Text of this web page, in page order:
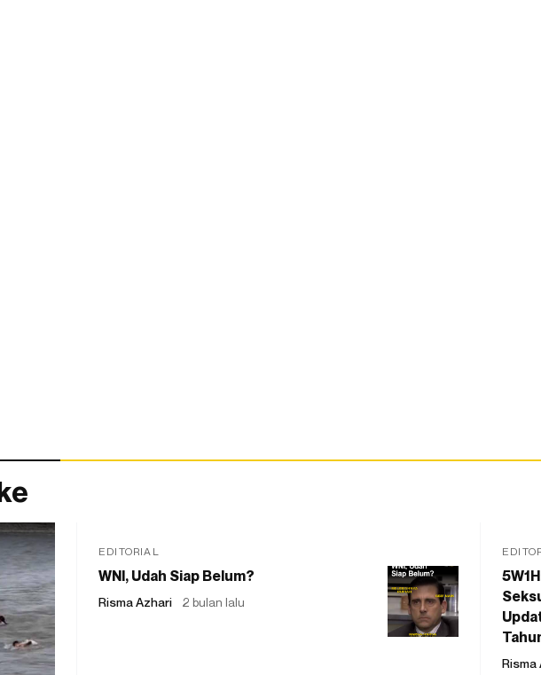
EDITORIAL
WNI, Udah Siap Belum?
Risma Azhari 2 bulan lalu
Risma